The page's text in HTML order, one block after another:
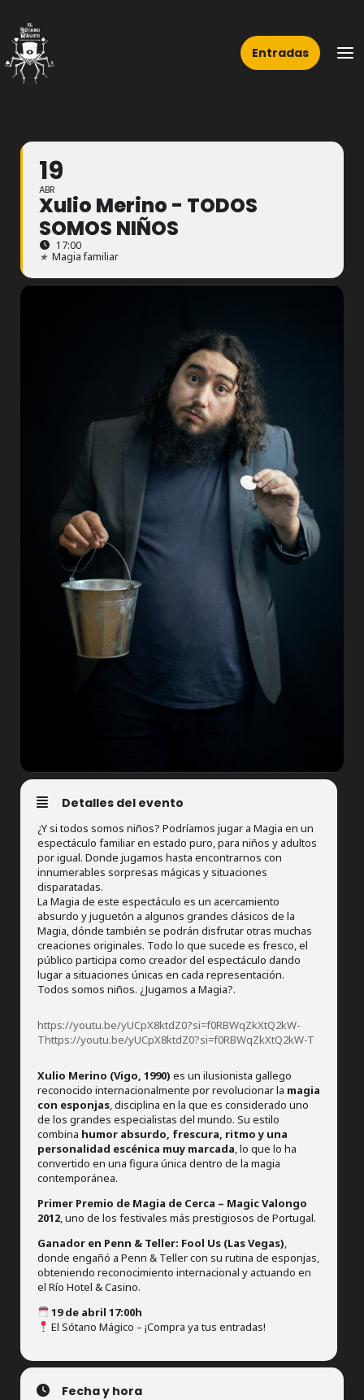
contenido
Entradas
19
ABR
Xulio Merino - TODOS
SOMOS NIÑOS
17:00
★ Magia familiar
Detalles del evento
¿Y si todos somos niños? Podríamos jugar a Magia en un
espectáculo familiar en estado puro, para niños y adultos
por igual. Donde jugamos hasta encontrarnos con
innumerables sorpresas mágicas y situaciones
disparatadas.
La Magia de este espectáculo es un acercamiento
absurdo y juguetón a algunos grandes clásicos de la
Magia, dónde también se podrán disfrutar otras muchas
creaciones originales. Todo lo que sucede es fresco, el
público participa como creador del espectáculo dando
lugar a situaciones únicas en cada representación.
Todos somos niños. ¿Jugamos a Magia?.
https://youtu.be/yUCpX8ktdZ0?si=f0RBWqZkXtQ2kW-
Thttps://youtu.be/yUCpX8ktdZ0?si=f0RBWqZkXtQ2kW-T
Xulio Merino (Vigo, 1990) es un ilusionista gallego
reconocido internacionalmente por revolucionar la magia
con esponjas, disciplina en la que es considerado uno
de los grandes especialistas del mundo. Su estilo
combina humor absurdo, frescura, ritmo y una
personalidad escénica muy marcada, lo que lo ha
convertido en una figura única dentro de la magia
contemporánea.
Primer Premio de Magia de Cerca – Magic Valongo
2012, uno de los festivales más prestigiosos de Portugal.
Ganador en Penn & Teller: Fool Us (Las Vegas),
donde engañó a Penn & Teller con su rutina de esponjas,
obteniendo reconocimiento internacional y actuando en
el Río Hotel & Casino.
19 de abril 17:00h
El Sótano Mágico – ¡Compra ya tus entradas!
Fecha y hora